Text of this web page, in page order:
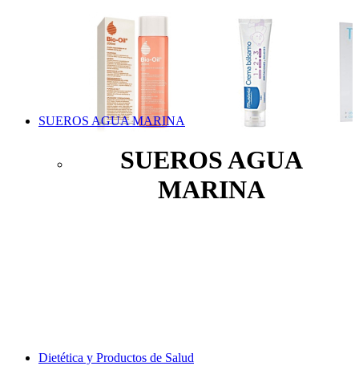
SUEROS AGUA MARINA
SUEROS AGUA
MARINA
Dietética y Productos de Salud